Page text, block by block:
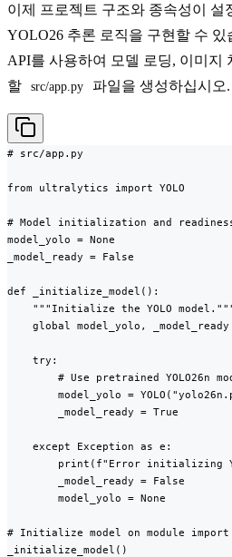
이제 프로젝트 구조와 종속성이 설
YOLO26 추론 로직을 구현할 수 있
API를 사용하여 모델 로딩, 이미지
할
src/app.py 파일을 생성하십시오.
# src/app.py
from ultralytics import YOLO
# Model initialization and
model_yolo = None
_model_ready = False
def _initialize_model():
"""Initialize the YOLO
    global model_yolo, _model_ready
    try:
# Use pretrained YOLO26n
model_yolo =
        _model_ready = True
    except Exception as e:
print(f"Error initializing
        _model_ready = False
        model_yolo = None
# Initialize model on module import
_initialize_model()